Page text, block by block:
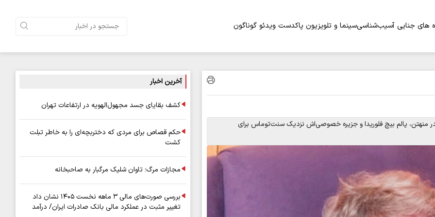
های جنایی آسیب‌شناسیسینما و تلویزیون پاکدست ویدئو گوناگون
پالم بیچ فلوریدا و جزیره خصوصی‌اش نزدیک سنت‌توماس برای
آخرین اخبار
کشف بقایای جسد مجهول‌الهویه در ارتفاعات تهران
حکم قصاص برای مردی که دختربچه‌ای را به خاطر تبلت
کشت
مجازات مرگ؛ تاوان شلیک مرگبار به صاحبخانه
بررسی صورت‌های مالی ۳ ماهه نخست ۱۴۰۵ نشان داد
تغییر مثبت در عملکرد مالی بانک صادرات ایران/ درآمد